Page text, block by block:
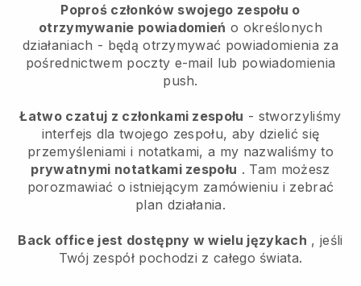
Poproś członków swojego zespołu o
otrzymywanie powiadomień o określonych
działaniach - będą otrzymywać powiadomienia za
pośrednictwem poczty e-mail lub powiadomienia
push.
Łatwo czatuj z członkami zespołu - stworzyliśmy
interfejs dla twojego zespołu, aby dzielić się
przemyśleniami i notatkami, a my nazwaliśmy to
prywatnymi notatkami zespołu . Tam możesz
porozmawiać o istniejącym zamówieniu i zebrać
plan działania.
Back office jest dostępny w wielu językach , jeśli
Twój zespół pochodzi z całego świata.